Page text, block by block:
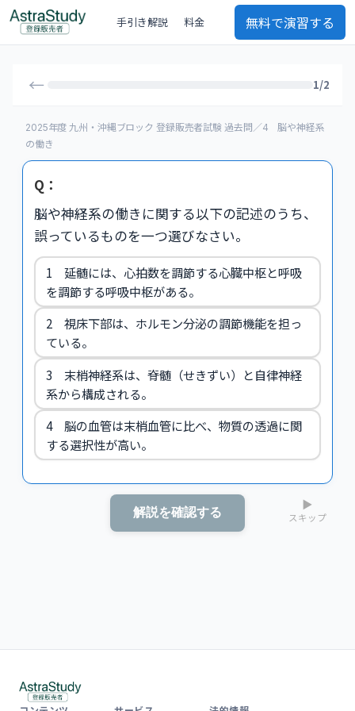
手引き解説 料金 無料で演習する
← 1/2
2025年度 九州・沖縄ブロック 登録販売者試験 過去問／4 脳や神経系
の働き
Q：
脳や神経系の働きに関する以下の記述のうち、
誤っているものを一つ選びなさい。
1 延髄には、心拍数を調節する心臓中枢と呼吸
を調節する呼吸中枢がある。
2 視床下部は、ホルモン分泌の調節機能を担っ
ている。
3 末梢神経系は、脊髄（せきずい）と自律神経
系から構成される。
4 脳の血管は末梢血管に比べ、物質の透過に関
する選択性が高い。
解説を確認する ▶
スキップ